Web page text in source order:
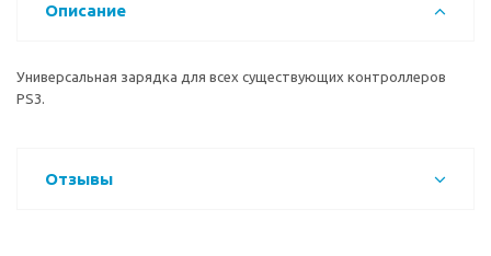
Описание
Универсальная зарядка для всех существующих контроллеров
PS3.
Отзывы